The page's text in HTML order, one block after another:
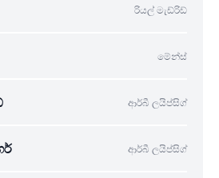
රියල් මැඩ්රිඩ්
මේන්ස්
ආර්බී ලයිප්සිග්
ආර්බී ලයිප්සිග්